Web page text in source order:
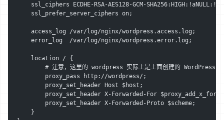
ssl_ciphers ECDHE-RSA-AES128-GCM-
    ssl_prefer_server_ciphers on;
    access_log /var/log/nginx/wordpress.access.log;
    error_log  /var/log/nginx/wordpress.error.log;
    location / {
# 注意，这里的 wordpress 实际上是上面创建的 WordPress 容
        proxy_pass http://wordpress/;
        proxy_set_header Host $host;
proxy_set_header X-Forwarded-For
        proxy_set_header X-Forwarded-Proto $scheme;
    }